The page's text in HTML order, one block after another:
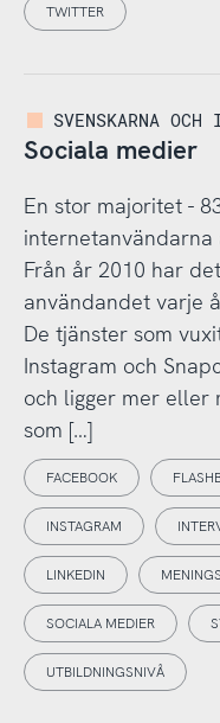
TWITTER
SVENSKARNA
Sociala medier
En stor majoritet -
Från år 2010 har
användandet varje
De tjänster som
Instagram och
och ligger mer eller
som […]
FACEBOOK
INSTAGRAM
LINKEDIN
SOCIALA MEDIER
UTBILDNINGSNIVÅ